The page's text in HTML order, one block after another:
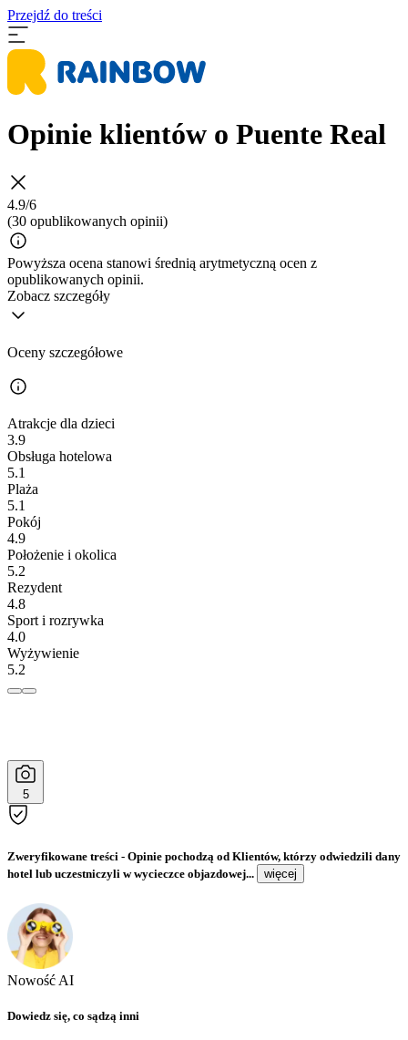
Przejdź do treści
Opinie klientów o Puente Real
4.9/6
(30 opublikowanych opinii)
Powyższa ocena stanowi średnią arytmetyczną ocen z
opublikowanych opinii.
Zobacz szczegóły
Oceny szczegółowe
Atrakcje dla dzieci
3.9
Obsługa hotelowa
5.1
Plaża
5.1
Pokój
4.9
Położenie i okolica
5.2
Rezydent
4.8
Sport i rozrywka
4.0
Wyżywienie
5.2
5
Zweryfikowane treści - Opinie pochodzą od Klientów, którzy odwiedzili dany
hotel lub uczestniczyli w wycieczce objazdowej...
więcej
Nowość AI
Dowiedz się, co sądzą inni